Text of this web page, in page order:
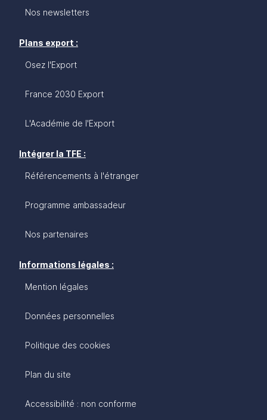
Nos newsletters
Plans export :
Osez l'Export
France 2030 Export
L'Académie de l'Export
Intégrer la TFE :
Référencements à l'étranger
Programme ambassadeur
Nos partenaires
Informations légales :
Mention légales
Données personnelles
Politique des cookies
Plan du site
Accessibilité : non conforme